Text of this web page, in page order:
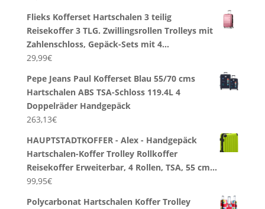
Flieks Kofferset Hartschalen 3 teilig
Reisekoffer 3 TLG. Zwillingsrollen Trolleys mit
Zahlenschloss, Gepäck-Sets mit 4…
29,99€
Pepe Jeans Paul Kofferset Blau 55/70 cms
Hartschalen ABS TSA-Schloss 119.4L 4
Doppelräder Handgepäck
263,13€
HAUPTSTADTKOFFER - Alex - Handgepäck
Hartschalen-Koffer Trolley Rollkoffer
Reisekoffer Erweiterbar, 4 Rollen, TSA, 55 cm…
99,95€
Polycarbonat Hartschalen Koffer Trolley